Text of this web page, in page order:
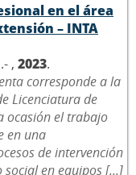
en el área
– INTA
, 2023.
corresponde a la
Licenciatura de
ocasión el trabajo
en una
de intervención
en equipos [...]